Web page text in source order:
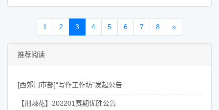
1 2 3 4 5 6 7 8 »
推荐阅读
[西郊门市部]“写作工作坊”发起公告
【荆棘花】202201赛期优胜公告